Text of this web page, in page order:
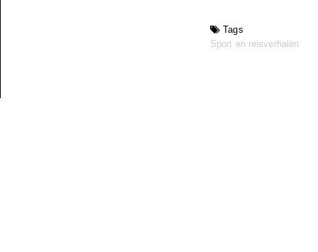
Tags
Sport en reisverhalen